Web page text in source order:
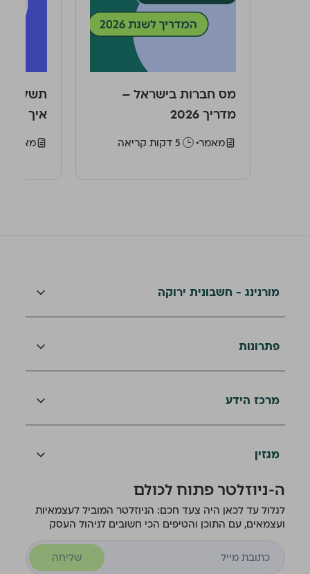
מס חברות בישראל –
מדריך 2026
מאמר ‫5 דקות קריאה
תשלום
איך
מאמר
מורנינג - חשבונית ירוקה
פתרונות
מרכז הידע
מגזין
ה-ניוזלטר פתוח לכולם
לגלול עד לכאן היה צעד חכם: הניוזלטר המוביל לעצמאיות
ועצמאים, עם התוכן והטיפים הכי חשובים לניהול העסק
שליחה